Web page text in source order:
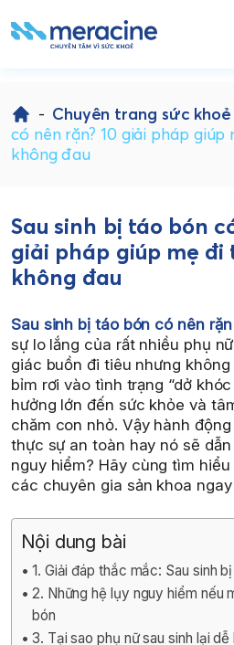
to
content
- Chuyên trang sức khoẻ
có nên rặn? 10 giải pháp
không đau
Sau sinh bị táo bón
giải pháp giúp mẹ đi
không đau
Sau sinh bị táo bón có nên rặn
sự lo lắng của rất nhiều phụ
giác buồn đi tiêu nhưng
bỉm rơi vào tình trạng “dở
hưởng lớn đến sức khỏe và
chăm con nhỏ. Vậy hành
thực sự an toàn hay nó sẽ
nguy hiểm? Hãy cùng tìm
các chuyên gia sản khoa
Nội dung bài
1. Giải đáp thắc mắc: Sau sinh
2. Những hệ lụy nguy hiểm nếu
bón
3. Tại sao phụ nữ sau sinh lại